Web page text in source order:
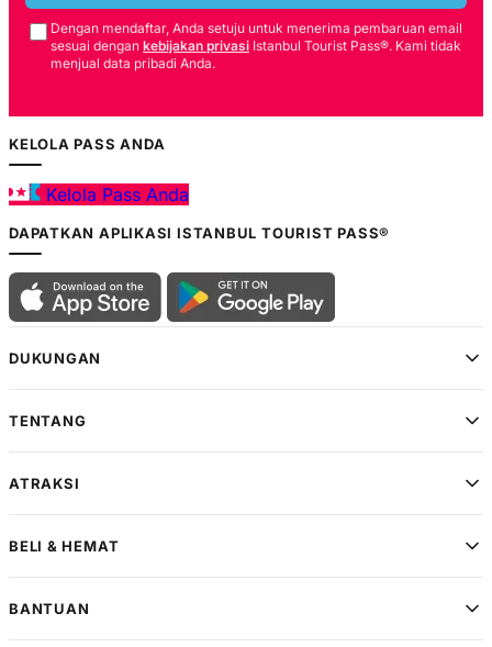
Dengan mendaftar, Anda setuju untuk menerima pembaruan email
sesuai dengan kebijakan privasi Istanbul Tourist Pass®. Kami tidak
menjual data pribadi Anda.
KELOLA PASS ANDA
Kelola Pass Anda
DAPATKAN APLIKASI ISTANBUL TOURIST PASS®
DUKUNGAN
TENTANG
ATRAKSI
BELI & HEMAT
BANTUAN